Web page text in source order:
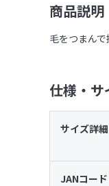
商品説明
毛をつまん
仕様・サ
サイズ詳細
JANコード